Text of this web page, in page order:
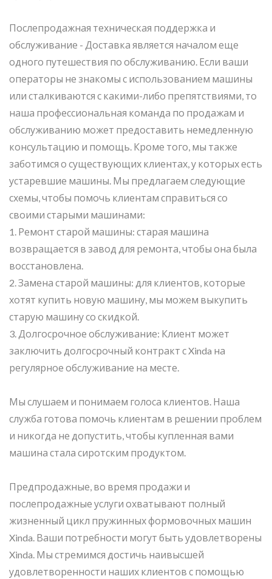
Послепродажная техническая поддержка и
обслуживание - Доставка является началом еще
одного путешествия по обслуживанию. Если ваши
операторы не знакомы с использованием машины
или сталкиваются с какими-либо препятствиями, то
наша профессиональная команда по продажам и
обслуживанию может предоставить немедленную
консультацию и помощь. Кроме того, мы также
заботимся о существующих клиентах, у которых есть
устаревшие машины. Мы предлагаем следующие
схемы, чтобы помочь клиентам справиться со
своими старыми машинами:
1. Ремонт старой машины: старая машина
возвращается в завод для ремонта, чтобы она была
восстановлена.
2. Замена старой машины: для клиентов, которые
хотят купить новую машину, мы можем выкупить
старую машину со скидкой.
3. Долгосрочное обслуживание: Клиент может
заключить долгосрочный контракт с Xinda на
регулярное обслуживание на месте.
Мы слушаем и понимаем голоса клиентов. Наша
служба готова помочь клиентам в решении проблем
и никогда не допустить, чтобы купленная вами
машина стала сиротским продуктом.
Предпродажные, во время продажи и
послепродажные услуги охватывают полный
жизненный цикл пружинных формовочных машин
Xinda. Ваши потребности могут быть удовлетворены
Xinda. Мы стремимся достичь наивысшей
удовлетворенности наших клиентов с помощью